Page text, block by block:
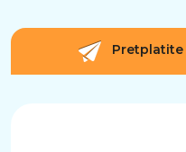
Pretplatite